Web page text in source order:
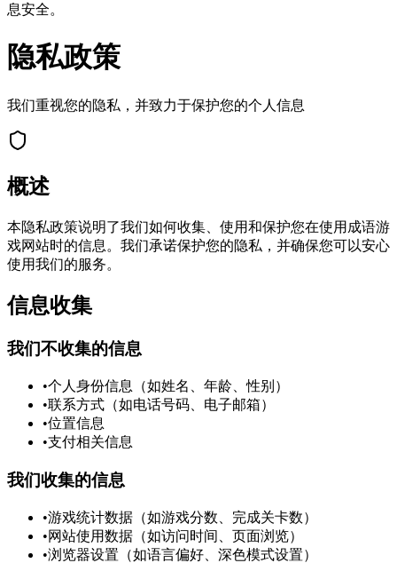
息安全。
隐私政策
我们重视您的隐私，并致力于保护您的个人信息
概述
本隐私政策说明了我们如何收集、使用和保护您在使用成语游
戏网站时的信息。我们承诺保护您的隐私，并确保您可以安心
使用我们的服务。
信息收集
我们不收集的信息
•个人身份信息（如姓名、年龄、性别）
•联系方式（如电话号码、电子邮箱）
•位置信息
•支付相关信息
我们收集的信息
•游戏统计数据（如游戏分数、完成关卡数）
•网站使用数据（如访问时间、页面浏览）
•浏览器设置（如语言偏好、深色模式设置）